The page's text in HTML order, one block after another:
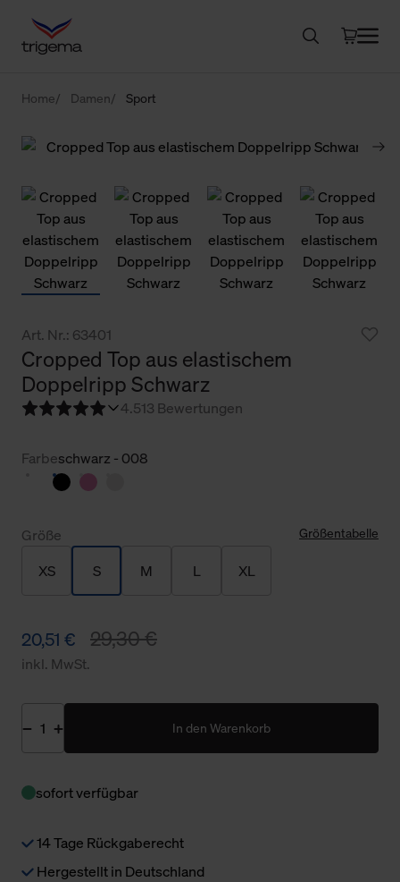
Home Damen Sport
Art. Nr.: 63401
Cropped Top aus elastischem
Doppelripp Schwarz
4.513 Bewertungen
Farbeschwarz - 008
Größe Größentabelle
XS S M L XL
20,51 € 29,30 €
inkl. MwSt.
In den Warenkorb
sofort verfügbar
14 Tage Rückgaberecht
Hergestellt in Deutschland